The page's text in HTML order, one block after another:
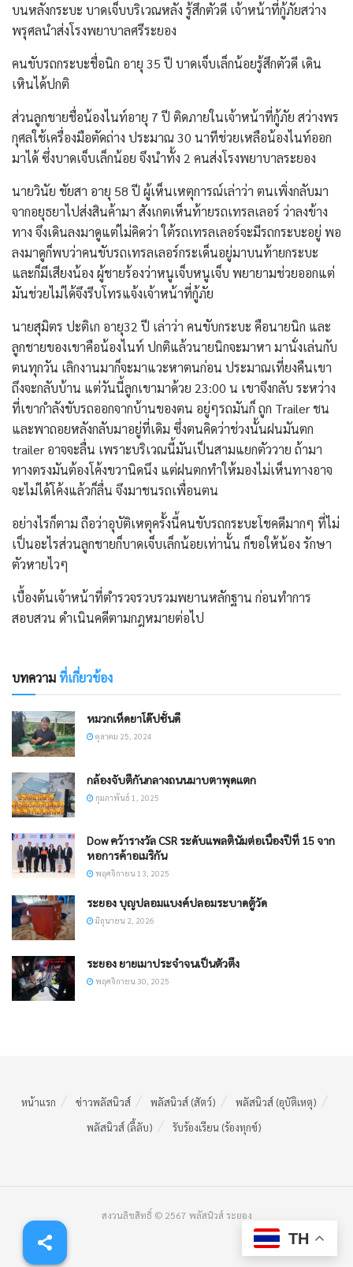
บนหลังกระบะ บาดเจ็บบริเวณหลัง รู้สึกตัวดี เจ้าหน้าที่กู้ภัยสว่าง
พรุศลนำส่งโรงพยาบาลศรีระยอง
คนขับรถกระบะชื่อนิก อายุ 35 ปี บาดเจ็บเล็กน้อยรู้สึกตัวดี เดิน
เหินได้ปกติ
ส่วนลูกชายชื่อน้องไนท์อายุ 7 ปี ติดภายในเจ้าหน้าที่กู้ภัย สว่างพร
กุศลใช้เครื่องมือตัดถ่าง ประมาณ 30 นาทีช่วยเหลือน้องไนท์ออก
มาได้ ซึ่งบาดเจ็บเล็กน้อย จึงนำทั้ง 2 คนส่งโรงพยาบาลระยอง
นายวินัย ชัยสา อายุ 58 ปี ผู้เห็นเหตุการณ์เล่าว่า ตนเพิ่งกลับมา
จากอยุธยาไปส่งสินค้ามา สังเกตเห็นท้ายรถเทรลเลอร์ ว่าลงข้าง
ทาง จึงเดินลงมาดูแต่ไม่คิดว่า ใต้รถเทรลเลอร์จะมีรถกระบะอยู่ พอ
ลงมาดูก็พบว่าคนขับรถเทรลเลอร์กระเด็นอยู่มาบนท้ายกระบะ
และก็มีเสียงน้อง ผู้ชายร้องว่าหนูเจ็บหนูเจ็บ พยายามช่วยออกแต่
มันช่วยไม่ได้จึงรีบโทรแจ้งเจ้าหน้าที่กู้ภัย
นายสุมิตร ปะติเก อายุ32 ปี เล่าว่า คนขับกระบะ คือนายนิก และ
ลูกชายของเขาคือน้องไนท์ ปกติแล้วนายนิกจะมาหา มานั่งเล่นกับ
ตนทุกวัน เลิกงานมาก็จะมาแวะหาตนก่อน ประมาณเที่ยงคืนเขา
ถึงจะกลับบ้าน แต่วันนี้ลูกเขามาด้วย 23:00 น เขาจึงกลับ ระหว่าง
ที่เขากำลังขับรถออกจากบ้านของตน อยู่ๆรถมันก็ ถูก Trailer ชน
และพาถอยหลังกลับมาอยู่ที่เดิม ซึ่งตนคิดว่าช่วงนั้นฝนมันตก
trailer อาจจะลื่น เพราะบริเวณนี้มันเป็นสามแยกตัววาย ถ้ามา
ทางตรงมันต้องโค้งขวานิดนึง แต่ฝนตกทำให้มองไม่เห็นทางอาจ
จะไม่ได้โค้งแล้วก็ลื่น จึงมาชนรถเพื่อนตน
อย่างไรก็ตาม ถือว่าอุบัติเหตุครั้งนี้คนขับรถกระบะโชคดีมากๆ ที่ไม่
เป็นอะไรส่วนลูกชายก็บาดเจ็บเล็กน้อยเท่านั้น ก็ขอให้น้อง รักษา
ตัวหายไวๆ
เบื้องต้นเจ้าหน้าที่ตำรวจรวบรวมพยานหลักฐาน ก่อนทำการ
สอบสวน ดำเนินคดีตามกฎหมายต่อไป
บทความที่เกี่ยวข้อง
หมวกเห็ดยาโด๊ปชั้นดี
ตุลาคม 25, 2024
กล้องจับตีกันกลางถนนมาบตาพุดแตก
กุมภาพันธ์ 1, 2025
Dow คว้ารางวัล CSR ระดับแพลตินัมต่อเนื่องปีที่ 15 จาก
หอการค้าอเมริกัน
พฤศจิกายน 13, 2025
ระยอง บุญปลอมแบงค์ปลอมระบาดตู้วัด
มิถุนายน 2, 2026
ระยอง ยายเมาประจำจนเป็นตัวตึง
พฤศจิกายน 30, 2025
หน้าแรก ข่าวพลัสนิวส์ พลัสนิวส์ (สัตว์)
พลัสนิวส์ (อุบัติเหตุ)
พลัสนิวส์ (ลี้ลับ)
รับร้องเรียน (ร้องทุกข์)
สงวนลิขสิทธิ์ © 2567 พลัสนิวส์ ระยอง
TH